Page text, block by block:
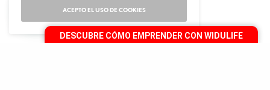
ACEPTO EL USO DE COOKIES
DESCUBRE CÓMO EMPRENDER CON WIDULIFE